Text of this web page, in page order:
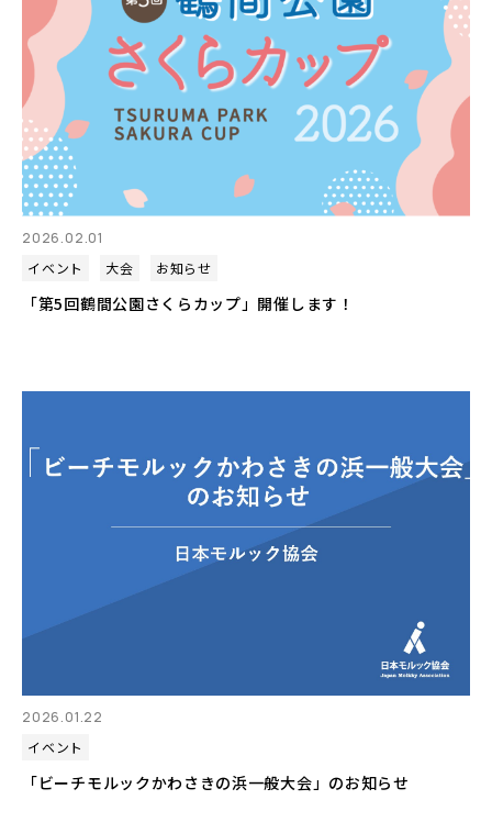
2026.02.01
イベント
大会 お知らせ
「第5回鶴間公園さくらカップ」開催します！
2026.01.22
イベント
「ビーチモルックかわさきの浜一般大会」のお知らせ